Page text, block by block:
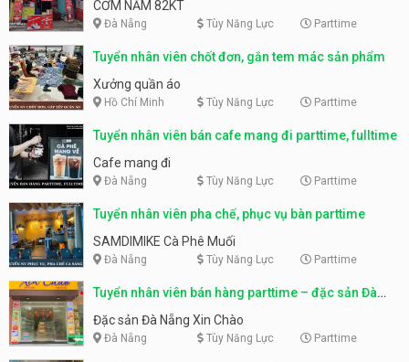
CƠM NẮM 82KT
Đà Nẵng Tùy Năng Lực Parttime
Tuyển nhân viên chốt đơn, gắn tem mác sản phẩm
Xưởng quần áo
Hồ Chí Minh Tùy Năng Lực Parttime
Tuyển nhân viên bán cafe mang đi parttime, fulltime
Cafe mang đi
Đà Nẵng Tùy Năng Lực Parttime
Tuyển nhân viên pha chế, phục vụ bàn parttime
SAMDIMIKE Cà Phê Muối
Đà Nẵng Tùy Năng Lực Parttime
Tuyển nhân viên bán hàng parttime – đặc sản Đà
Nẵng
Đặc sản Đà Nẵng Xin Chào
Đà Nẵng Tùy Năng Lực Parttime